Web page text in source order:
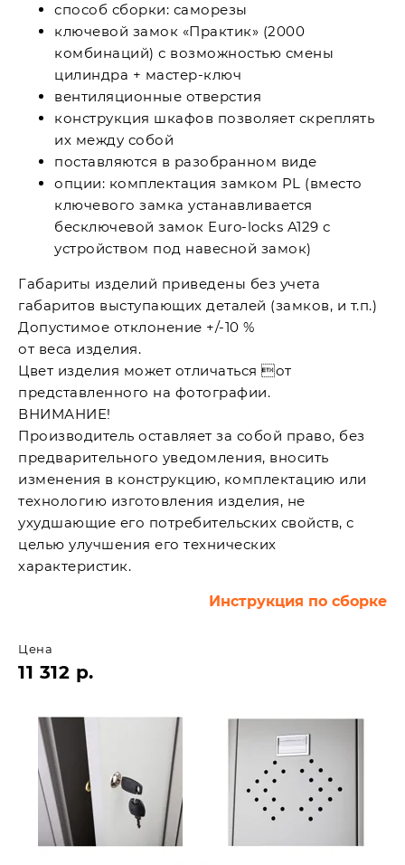
способ сборки: саморезы
ключевой замок «Практик» (2000
комбинаций) с возможностью смены
цилиндра + мастер-ключ
вентиляционные отверстия
конструкция шкафов позволяет скреплять
их между собой
поставляются в разобранном виде
опции: комплектация замком PL (вместо
ключевого замка устанавливается
бесключевой замок Euro-locks A129 с
устройством под навесной замок)
Габариты изделий приведены без учета
габаритов выступающих деталей (замков, и т.п.)
Допустимое отклонение +/-10 %
от веса изделия.
Цвет изделия может отличаться от
представленного на фотографии.
ВНИМАНИЕ!
Производитель оставляет за собой право, без
предварительного уведомления, вносить
изменения в конструкцию, комплектацию или
технологию изготовления изделия, не
ухудшающие его потребительских свойств, с
целью улучшения его технических
характеристик.
Инструкция по сборке
Цена
11 312 р.